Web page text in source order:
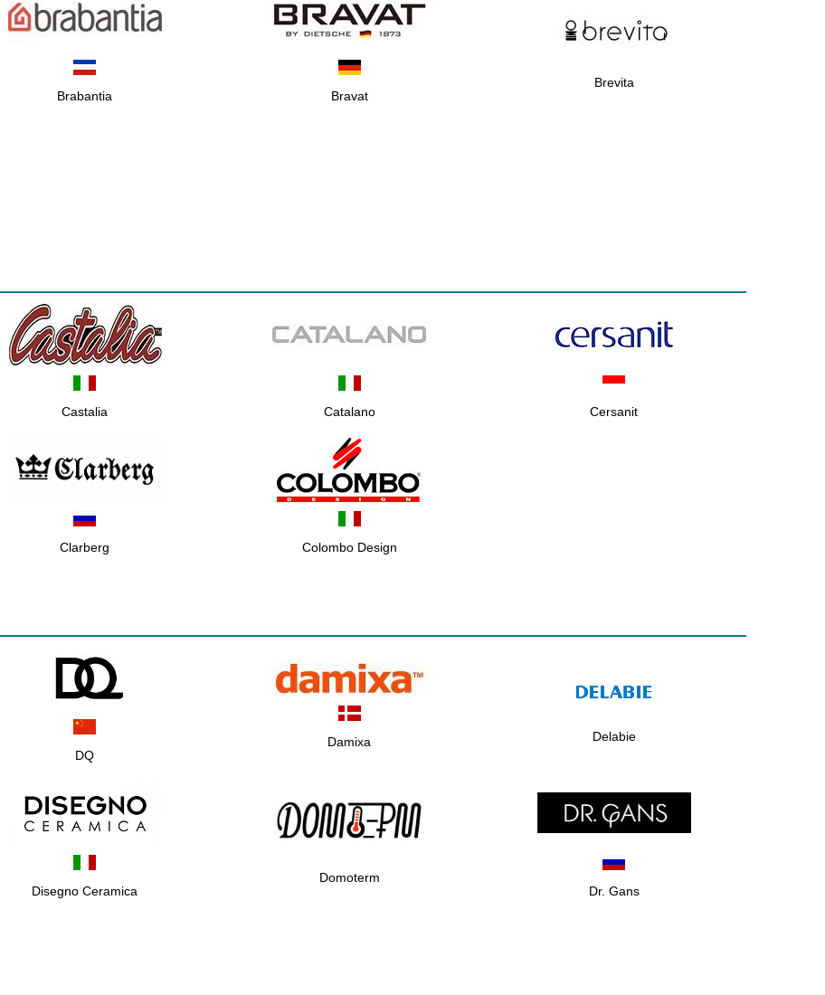
Brabantia Bravat
Brevita
Castalia Catalano Cersanit
Clarberg Colombo Design
DQ
Damixa Delabie
Disegno Ceramica
Domoterm
Dr. Gans